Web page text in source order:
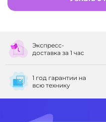
Экспресс-
доставка за 1 час
1 год гарантии на
всю технику